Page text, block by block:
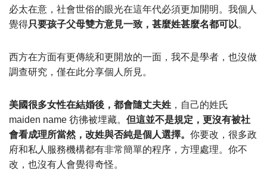
必太在意，社會世俗的眼光在這年代必須更加開明。我個人
覺得只要孩子父母雙方意見一致，甚麼姓甚麼名都可以。
西方在方面有更傳統和更開放的一面，我不是學者，也沒做
調查研究，僅在此分享個人所見。
美國很多女性在結婚後，都會隨丈夫姓 ，自己的姓氏
maiden name 彷彿被埋藏。 但這並不是規定，更沒有被社
會看成理所當然，改姓與否純是個人選擇。 你要改，很多政
府和私人服務機構都有非常簡單的程序，方理處理。你不
改，也沒有人會覺得奇怪。